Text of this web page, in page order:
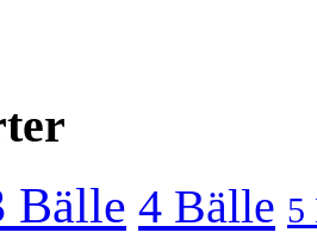
Bälle 4 Bälle 5